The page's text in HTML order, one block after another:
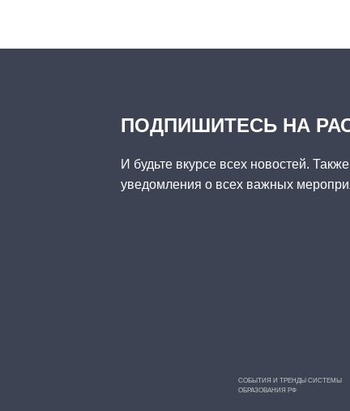
ПОДПИШИТЕСЬ НА
И будьте вкурсе всех новостей.
уведомления о всех важных
СОБЫТИЯ И ТРЕНДЫ СИСТЕМЫ
ОБРАЗОВАНИЯ РФ